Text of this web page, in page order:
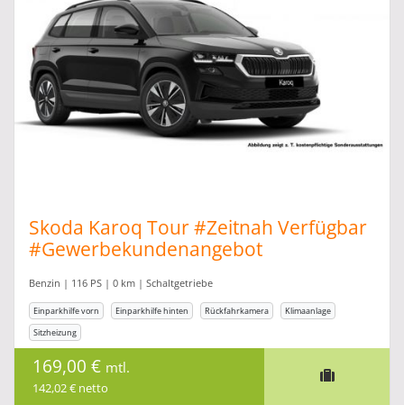
Skoda Karoq Tour #Zeitnah Verfügbar
#Gewerbekundenangebot
Benzin | 116 PS | 0 km | Schaltgetriebe
Einparkhilfe vorn Einparkhilfe hinten Rückfahrkamera
Klimaanlage
Sitzheizung
169,00 € mtl.
142,02 € netto